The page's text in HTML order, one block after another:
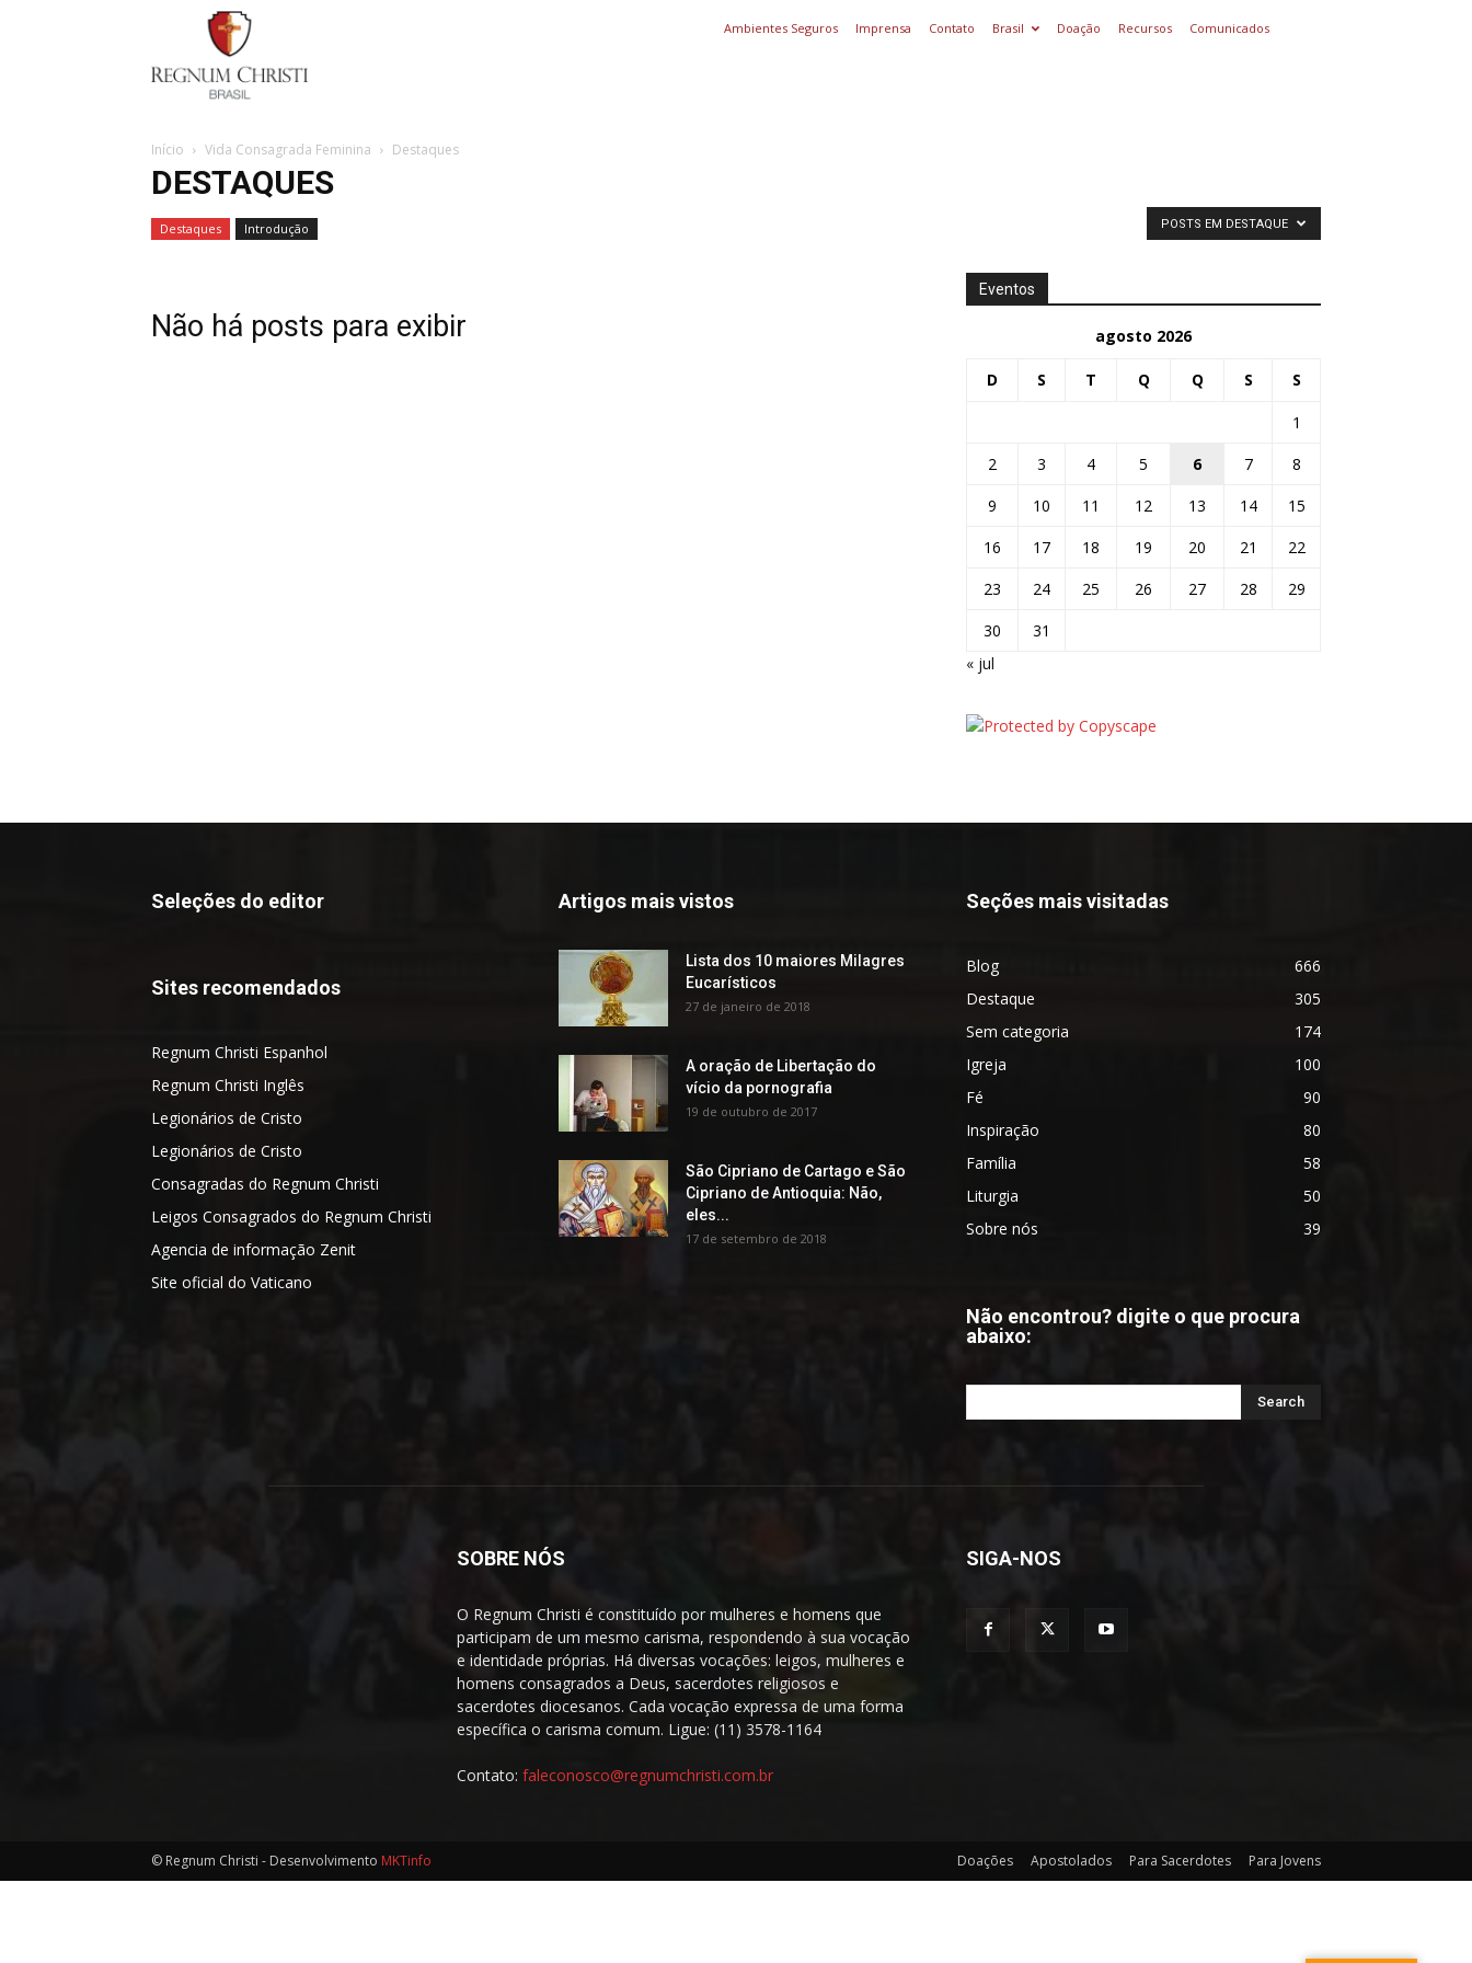
Regnum
Ambientes Seguros Imprensa Contato Brasil Doação Recursos Comunicados
Início Vida Consagrada Feminina Destaques
DESTAQUES
Destaques Introdução POSTS EM DESTAQUE
Não há posts para exibir
Eventos
agosto 2026
D S T Q Q S S
1
2
3 4 5 6 7
8
9
10 11 12 13 14
15
16
17 18 19 20 21
22
23
24 25 26 27 28
29
30
31
« jul
Seleções do editor
Sites recomendados
Regnum Christi Espanhol
Regnum Christi Inglês
Legionários de Cristo
Legionários de Cristo
Consagradas do Regnum Christi
Leigos Consagrados do Regnum Christi
Agencia de informação Zenit
Site oficial do Vaticano
Artigos mais vistos
Lista dos 10 maiores Milagres
Eucarísticos
27 de janeiro de 2018
A oração de Libertação do
vício da pornografia
19 de outubro de 2017
São Cipriano de Cartago e São
Cipriano de Antioquia: Não,
eles...
17 de setembro de 2018
Seções mais visitadas
Blog
666
Destaque
305
Sem categoria
174
Igreja
100
Fé
90
Inspiração
80
Família
58
Liturgia
50
Sobre nós
39
Não encontrou? digite o que procura
abaixo:
SOBRE NÓS
O Regnum Christi é constituído por mulheres e homens que
participam de um mesmo carisma, respondendo à sua vocação
e identidade próprias. Há diversas vocações: leigos, mulheres e
homens consagrados a Deus, sacerdotes religiosos e
sacerdotes diocesanos. Cada vocação expressa de uma forma
específica o carisma comum. Ligue: (11) 3578-1164
Contato: faleconosco@regnumchristi.com.br
SIGA-NOS
Doações Apostolados Para Sacerdotes Para Jovens
© Regnum Christi - Desenvolvimento MKTinfo